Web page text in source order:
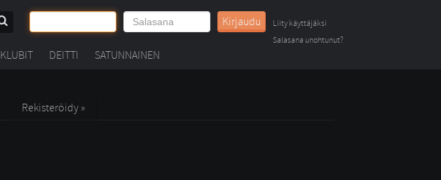
Kirjaudu
Liity käyttäjäksi
Salasana unohtunut?
KLUBIT DEITTI SATUNNAINEN
Rekisteröidy »